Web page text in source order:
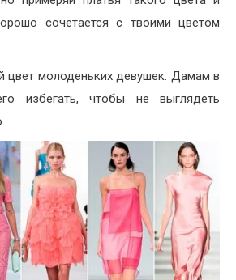
сочетается с твоими цветом
цвет молоденьких девушек. Дамам в
избегать, чтобы не выглядеть